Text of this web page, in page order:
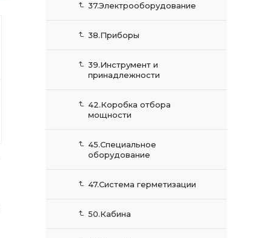
37.Электрооборудование
38.Приборы
39.Инструмент и
принадлежности
42.Коробка отбора
мощности
45.Специальное
оборудование
47.Система герметизации
50.Кабина